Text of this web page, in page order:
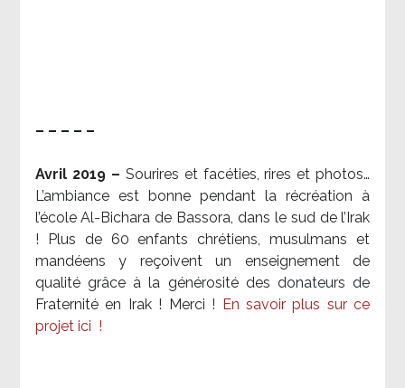
– – – – –
Avril 2019 – Sourires et facéties, rires et photos…
L’ambiance est bonne pendant la récréation à
l’école Al-Bichara de Bassora, dans le sud de l’Irak
! Plus de 60 enfants chrétiens, musulmans et
mandéens y reçoivent un enseignement de
qualité grâce à la générosité des donateurs de
Fraternité en Irak ! Merci !
En savoir plus sur ce
projet ici !